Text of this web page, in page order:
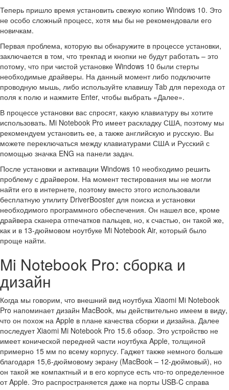
Теперь пришло время установить свежую копию Windows 10. Это
не особо сложный процесс, хотя мы бы не рекомендовали его
новичкам.
Первая проблема, которую вы обнаружите в процессе установки,
заключается в том, что трекпад и кнопки не будут работать – это
потому, что при чистой установке Windows 10 были стерты
необходимые драйверы. На данный момент либо подключите
проводную мышь, либо используйте клавишу Tab для перехода от
поля к полю и нажмите Enter, чтобы выбрать «Далее».
В процессе установки вас спросят, какую клавиатуру вы хотите
использовать. Mi Notebook Pro имеет раскладку США, поэтому мы
рекомендуем установить ее, а также английскую и русскую. Вы
можете переключаться между клавиатурами США и Русский с
помощью значка ENG на панели задач.
После установки и активации Windows 10 необходимо решить
проблему с драйвером. На момент тестирования мы не могли
найти его в интернете, поэтому вместо этого использовали
бесплатную утилиту DriverBooster для поиска и установки
необходимого программного обеспечения. Он нашел все, кроме
драйвера сканера отпечатков пальцев, но, к счастью, он такой же,
как и в 13-дюймовом ноутбуке Mi Notebook Air, который было
проще найти.
Mi Notebook Pro: сборка и
дизайн
Когда мы говорим, что внешний вид ноутбука Xiaomi Mi Notebook
Pro напоминает дизайн MacBook, мы действительно имеем в виду,
что он похож на Apple в плане качества сборки и дизайна. Далее
последует Xiaomi Mi Notebook Pro 15.6 обзор. Это устройство не
имеет конической передней части ноутбука Apple, толщиной
примерно 15 мм по всему корпусу. Гаджет также немного больше
благодаря 15,6-дюймовому экрану (MacBook – 12-дюймовый), но
он такой же компактный и в его корпусе есть что-то определенное
от Apple. Это распространяется даже на порты USB-C справа